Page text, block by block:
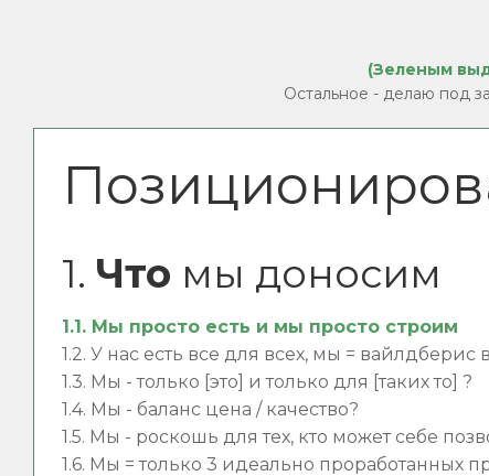
(Зеленым
Остальное - делаю под
1. Что мы доносим
1.1. Мы просто есть и мы просто строим
1.2. У нас есть все для всех, мы =
1.3. Мы - только [это] и только для [таких то] ?
1.4. Мы - баланс цена / качество?
1.5. Мы - роскошь для тех, кто может себе
1.6. Мы = только 3 идеально проработанных